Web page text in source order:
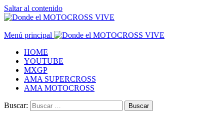
Saltar al contenido
Menú principal
HOME
YOUTUBE
MXGP
AMA SUPERCROSS
AMA MOTOCROSS
Buscar: